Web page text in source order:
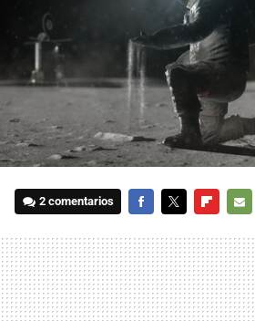
2 comentarios
MAIL